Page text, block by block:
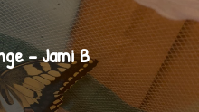
– Jami B